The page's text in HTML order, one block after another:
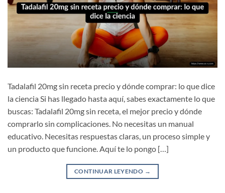
Tadalafil 20mg sin receta precio y dónde comprar: lo que dice
la ciencia Si has llegado hasta aquí, sabes exactamente lo que
buscas: Tadalafil 20mg sin receta, el mejor precio y dónde
comprarlo sin complicaciones. No necesitas un manual
educativo. Necesitas respuestas claras, un proceso simple y
un producto que funcione. Aquí te lo pongo […]
CONTINUAR LEYENDO →